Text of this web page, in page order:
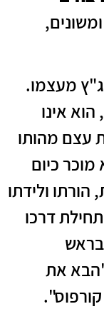
מעצמו.
אינו
עצם מהותו
כיום
ולידתו
של סוף המאה ה‑17. בתחילת דרכו
"הבא את